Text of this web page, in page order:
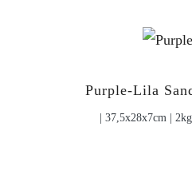
Purple-Lila
| 37,5x28x7cm |